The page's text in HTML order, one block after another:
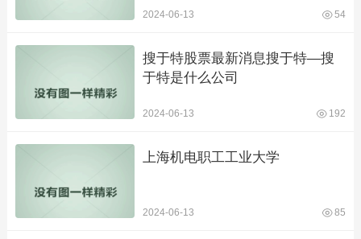
2024-06-13 54
搜于特股票最新消息搜于特—搜
于特是什么公司
2024-06-13 192
上海机电职工工业大学
2024-06-13 85